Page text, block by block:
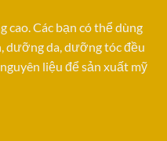
cao. Các bạn có thể dùng
dưỡng da, dưỡng tóc đều
liệu để sản xuất mỹ